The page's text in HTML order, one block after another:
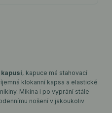
kapusí, kapuce má stahovací
klokanní kapsa a elastické
Mikina i po vyprání stále
nošení v jakoukoliv